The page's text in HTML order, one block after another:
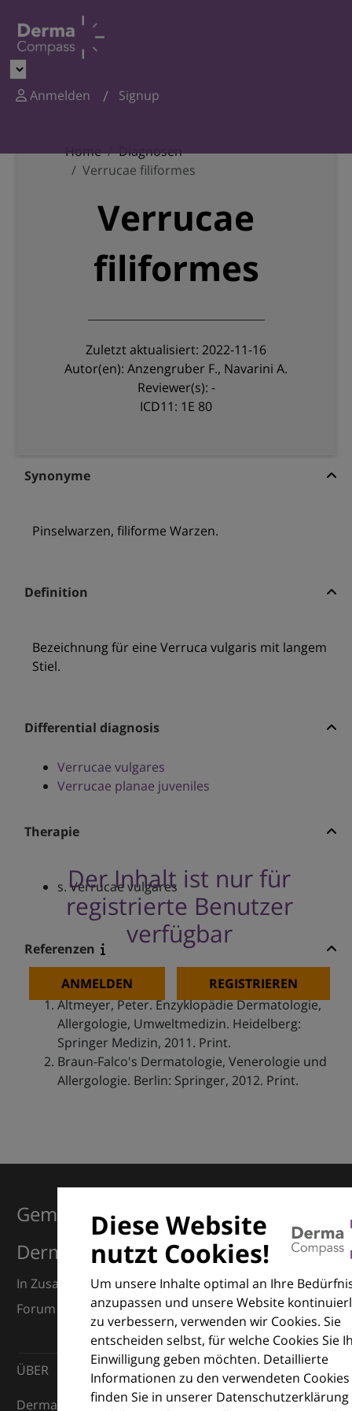
Anmelden Signup
Home
Diagnosen
Verrucae filiformes
Verrucae
filiformes
Zuletzt aktualisiert: 2022-11-16
Autor(en): Anzengruber F., Navarini A.
Reviewer(s): -
ICD11: 1E 80
Synonyme
Pinselwarzen, filiforme Warzen.
Definition
Bezeichnung für eine Verruca vulgaris mit langem
Stiel.
Differential diagnosis
Verrucae vulgares
Verrucae planae juveniles
Therapie
Der Inhalt ist nur für
registrierte Benutzer
verfügbar
ANMELDEN REGISTRIEREN
s. Verrucae vulgares
Referenzen
Altmeyer, Peter. Enzyklopädie Dermatologie,
Allergologie, Umweltmedizin. Heidelberg:
Springer Medizin, 2011. Print.
Braun-Falco's Dermatologie, Venerologie und
Allergologie. Berlin: Springer, 2012. Print.
Diese Website
nutzt Cookies!
Um unsere Inhalte optimal an Ihre
anzupassen und unsere Website
zu verbessern, verwenden wir Cookies. Sie
entscheiden selbst, für welche Cookies Sie
Einwilligung geben möchten. Detaillierte
Informationen zu den verwendeten Cookies
finden Sie in unserer Datenschutzerklärung
Gemeinsam für Exzellenz in der
Dermatologie
In Zusammenarbeit mit dem European Dermatology
Forum (EDF) und Euroderm Excellence
ÜBER
DermaCompass ist Ihr digitaler Kompass für die